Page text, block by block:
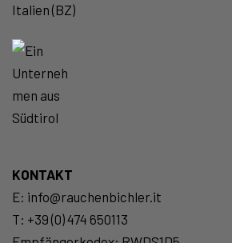
Italien (BZ)
KONTAKT
E: info@rauchenbichler.it
T: +39 (0) 474 650113